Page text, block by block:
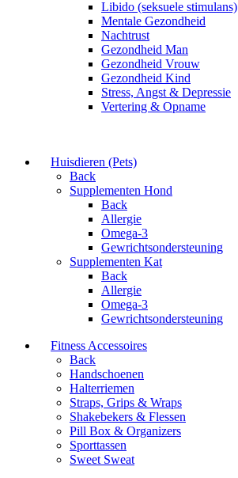
Libido (seksuele stimulans)
Mentale Gezondheid
Nachtrust
Gezondheid Man
Gezondheid Vrouw
Gezondheid Kind
Stress, Angst & Depressie
Vertering & Opname
Huisdieren (Pets)
Back
Supplementen Hond
Back
Allergie
Omega-3
Gewrichtsondersteuning
Supplementen Kat
Back
Allergie
Omega-3
Gewrichtsondersteuning
Fitness Accessoires
Back
Handschoenen
Halterriemen
Straps, Grips & Wraps
Shakebekers & Flessen
Pill Box & Organizers
Sporttassen
Sweet Sweat